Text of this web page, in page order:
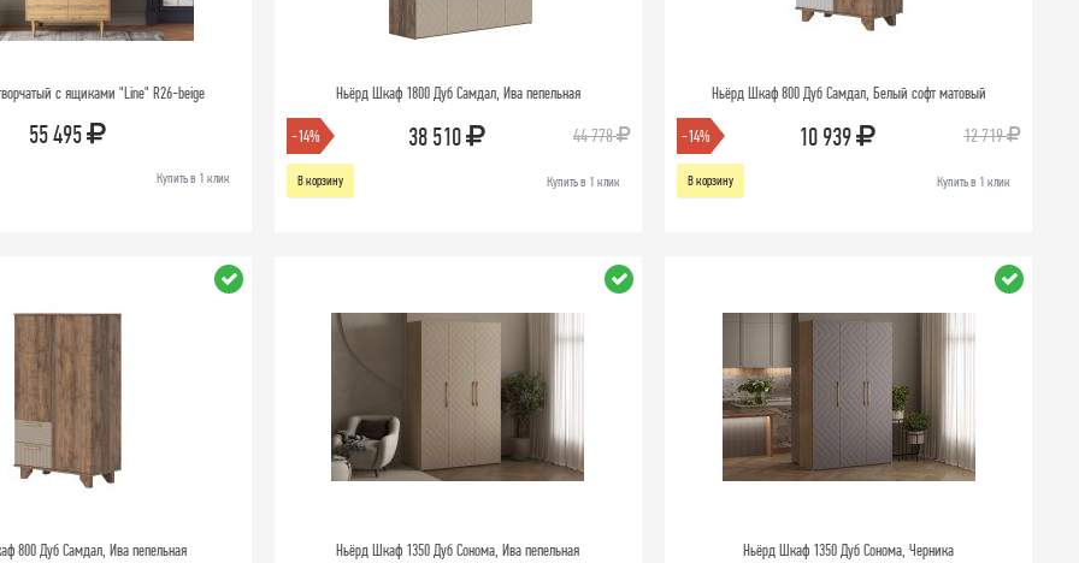
с ящиками "Line" R26-beige
55 495
Купить в 1 клик
Ньёрд Шкаф 1800 Дуб Самдал, Ива пепельная
-14% 38 510 44 778
В корзину Купить в 1 клик
Ньёрд Шкаф 800 Дуб Самдал, Белый софт матовый
-14% 10 939 12 719
В корзину Купить в 1 клик
800 Дуб Самдал, Ива пепельная Ньёрд Шкаф 1350 Дуб Сонома, Ива пепельная Ньёрд Шкаф 1350 Дуб Сонома, Черника